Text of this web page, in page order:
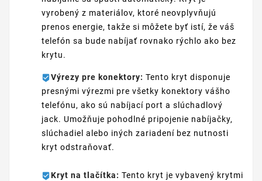
vyrobený z materiálov, ktoré neovplyvňujú
prenos energie, takže si môžete byť istí, že váš
telefón sa bude nabíjať rovnako rýchlo ako bez
krytu.
Výrezy pre konektory: Tento kryt disponuje
presnými výrezmi pre všetky konektory vášho
telefónu, ako sú nabíjací port a slúchadlový
jack. Umožňuje pohodlné pripojenie nabíjačky,
slúchadiel alebo iných zariadení bez nutnosti
kryt odstraňovať.
Kryt na tlačítka: Tento kryt je vybavený krytmi